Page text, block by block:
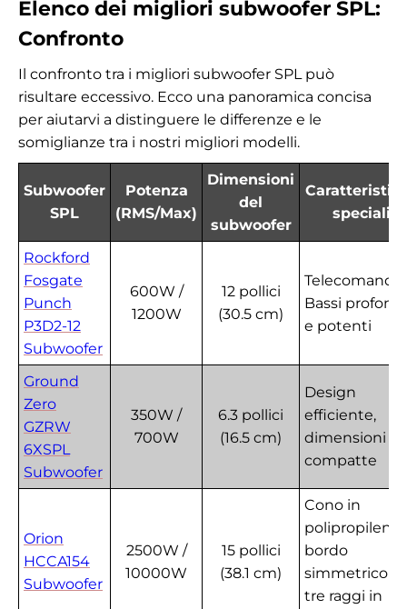
Elenco dei migliori subwoofer SPL:
Confronto
Il confronto tra i migliori subwoofer SPL può
risultare eccessivo. Ecco una panoramica concisa
per aiutarvi a distinguere le differenze e le
somiglianze tra i nostri migliori modelli.
Subwoofer
SPL
Potenza
(RMS/Max)
Dimensioni
del
subwoofer
speciali
Rockford
Fosgate
Punch
P3D2-12
Subwoofer
600W /
1200W
12 pollici
(30.5 cm)
Telecomando,
Bassi profondi
e potenti
Ground
Zero
GZRW
6XSPL
Subwoofer
350W /
700W
6.3 pollici
(16.5 cm)
Design
efficiente,
dimensioni
compatte
Orion
HCCA154
Subwoofer
2500W /
10000W
15 pollici
(38.1 cm)
Cono in
polipropilene,
bordo
simmetrico a
tre raggi in